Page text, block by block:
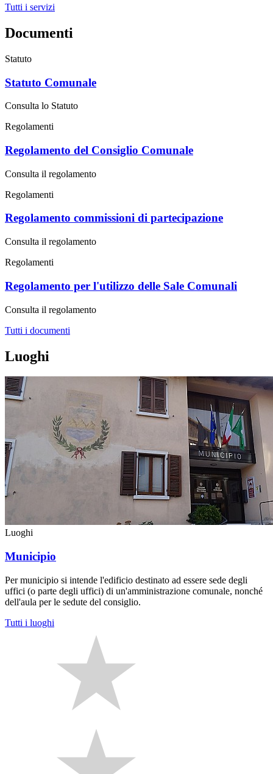
Tutti i servizi
Documenti
Statuto
Statuto Comunale
Consulta lo Statuto
Regolamenti
Regolamento del Consiglio Comunale
Consulta il regolamento
Regolamenti
Regolamento commissioni di partecipazione
Consulta il regolamento
Regolamenti
Regolamento per l'utilizzo delle Sale Comunali
Consulta il regolamento
Tutti i documenti
Luoghi
Luoghi
Municipio
Per municipio si intende l'edificio destinato ad essere sede degli
uffici (o parte degli uffici) di un'amministrazione comunale, nonché
dell'aula per le sedute del consiglio.
Tutti i luoghi